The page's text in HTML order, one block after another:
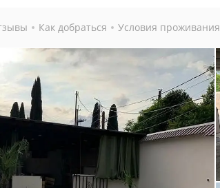
Как добраться Условия проживания